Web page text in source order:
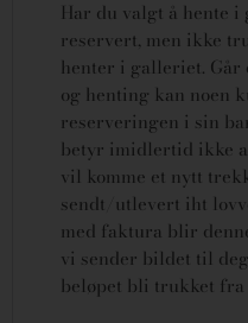
Har du valgt å hente
reservert, men ikke
henter i galleriet.
og henting kan noen
reserveringen i sin
betyr imidlertid ikke
vil komme et nytt
sendt/utlevert iht
med faktura blir
vi sender bildet til
beløpet bli trukket fra